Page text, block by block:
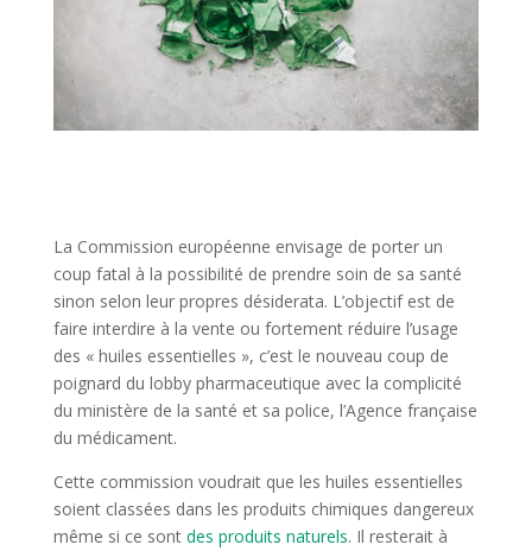
La Commission européenne envisage de porter un
coup fatal à la possibilité de prendre soin de sa santé
sinon selon leur propres désiderata. L’objectif est de
faire interdire à la vente ou fortement réduire l’usage
des « huiles essentielles », c’est le nouveau coup de
poignard du lobby pharmaceutique avec la complicité
du ministère de la santé et sa police, l’Agence française
du médicament.
Cette commission voudrait que les huiles essentielles
soient classées dans les produits chimiques dangereux
même si ce sont des produits naturels. Il resterait à